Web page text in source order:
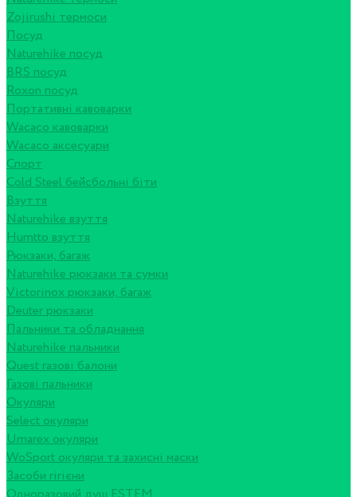
Zojirushi термоси
Посуд
Naturehike посуд
BRS посуд
Roxon посуд
Портативні кавоварки
Wacaco кавоварки
Wacaco аксесуари
Спорт
Cold Steel бейсбольні біти
Взуття
Naturehike взуття
Humtto взуття
Рюкзаки, багаж
Naturehike рюкзаки та сумки
Victorinox рюкзаки, багаж
Deuter рюкзаки
Пальники та обладнання
Naturehike пальники
Quest газові балони
Газові пальники
Окуляри
Select окуляри
Umarex окуляри
WoSport окуляри та захисні маски
Засоби гігієни